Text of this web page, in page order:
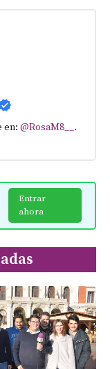
en: @RosaM8__.
Entrar
ahora